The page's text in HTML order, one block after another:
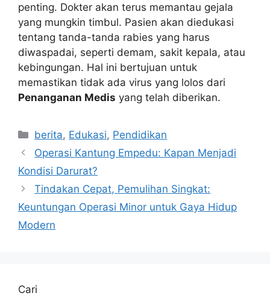
penting. Dokter akan terus memantau gejala
yang mungkin timbul. Pasien akan diedukasi
tentang tanda-tanda rabies yang harus
diwaspadai, seperti demam, sakit kepala, atau
kebingungan. Hal ini bertujuan untuk
memastikan tidak ada virus yang lolos dari
Penanganan Medis yang telah diberikan.
Kategori
berita, Edukasi, Pendidikan
Operasi Kantung Empedu: Kapan Menjadi
Kondisi Darurat?
Tindakan Cepat, Pemulihan Singkat:
Keuntungan Operasi Minor untuk Gaya Hidup
Modern
Cari